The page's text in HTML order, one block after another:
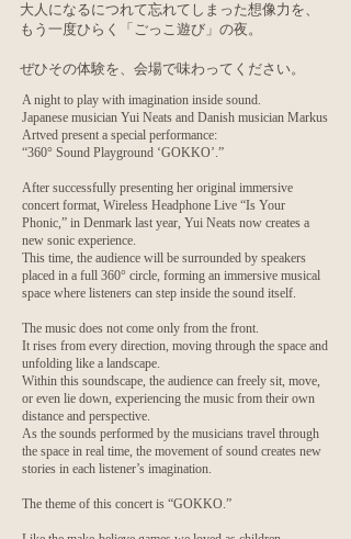
大人になるにつれて忘れてしまった想像力を、
もう一度ひらく「ごっこ遊び」の夜。
ぜひその体験を、会場で味わってください。
A night to play with imagination inside sound.
Japanese musician Yui Neats and Danish musician Markus
Artved present a special performance:
“360° Sound Playground ‘GOKKO’.”
After successfully presenting her original immersive
concert format, Wireless Headphone Live “Is Your
Phonic,” in Denmark last year, Yui Neats now creates a
new sonic experience.
This time, the audience will be surrounded by speakers
placed in a full 360° circle, forming an immersive musical
space where listeners can step inside the sound itself.
The music does not come only from the front.
It rises from every direction, moving through the space and
unfolding like a landscape.
Within this soundscape, the audience can freely sit, move,
or even lie down, experiencing the music from their own
distance and perspective.
As the sounds performed by the musicians travel through
the space in real time, the movement of sound creates new
stories in each listener’s imagination.
The theme of this concert is “GOKKO.”